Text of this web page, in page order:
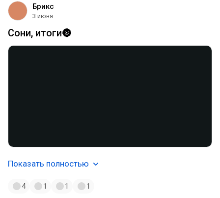
Брикс
3 июня
Сони, итоги🌚
Показать полностью
4 1 1 1